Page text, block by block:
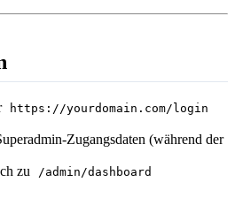
https://yourdomain.com/login
Zugangsdaten (während der
zu
/admin/dashboard